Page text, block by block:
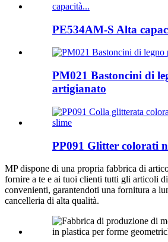
PE534AM-S Alta
PM021 Bastoncini di
artigianato
PP091 Glitter colorati
MPdispone di una propria fabbrica di
fornire a te e ai tuoi clienti tutti gli articoli
convenienti, garantendoti una fornitura a
cancelleria di alta qualità.